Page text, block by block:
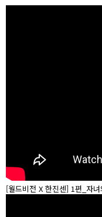
[월드비전 X 한진센] 1편_자